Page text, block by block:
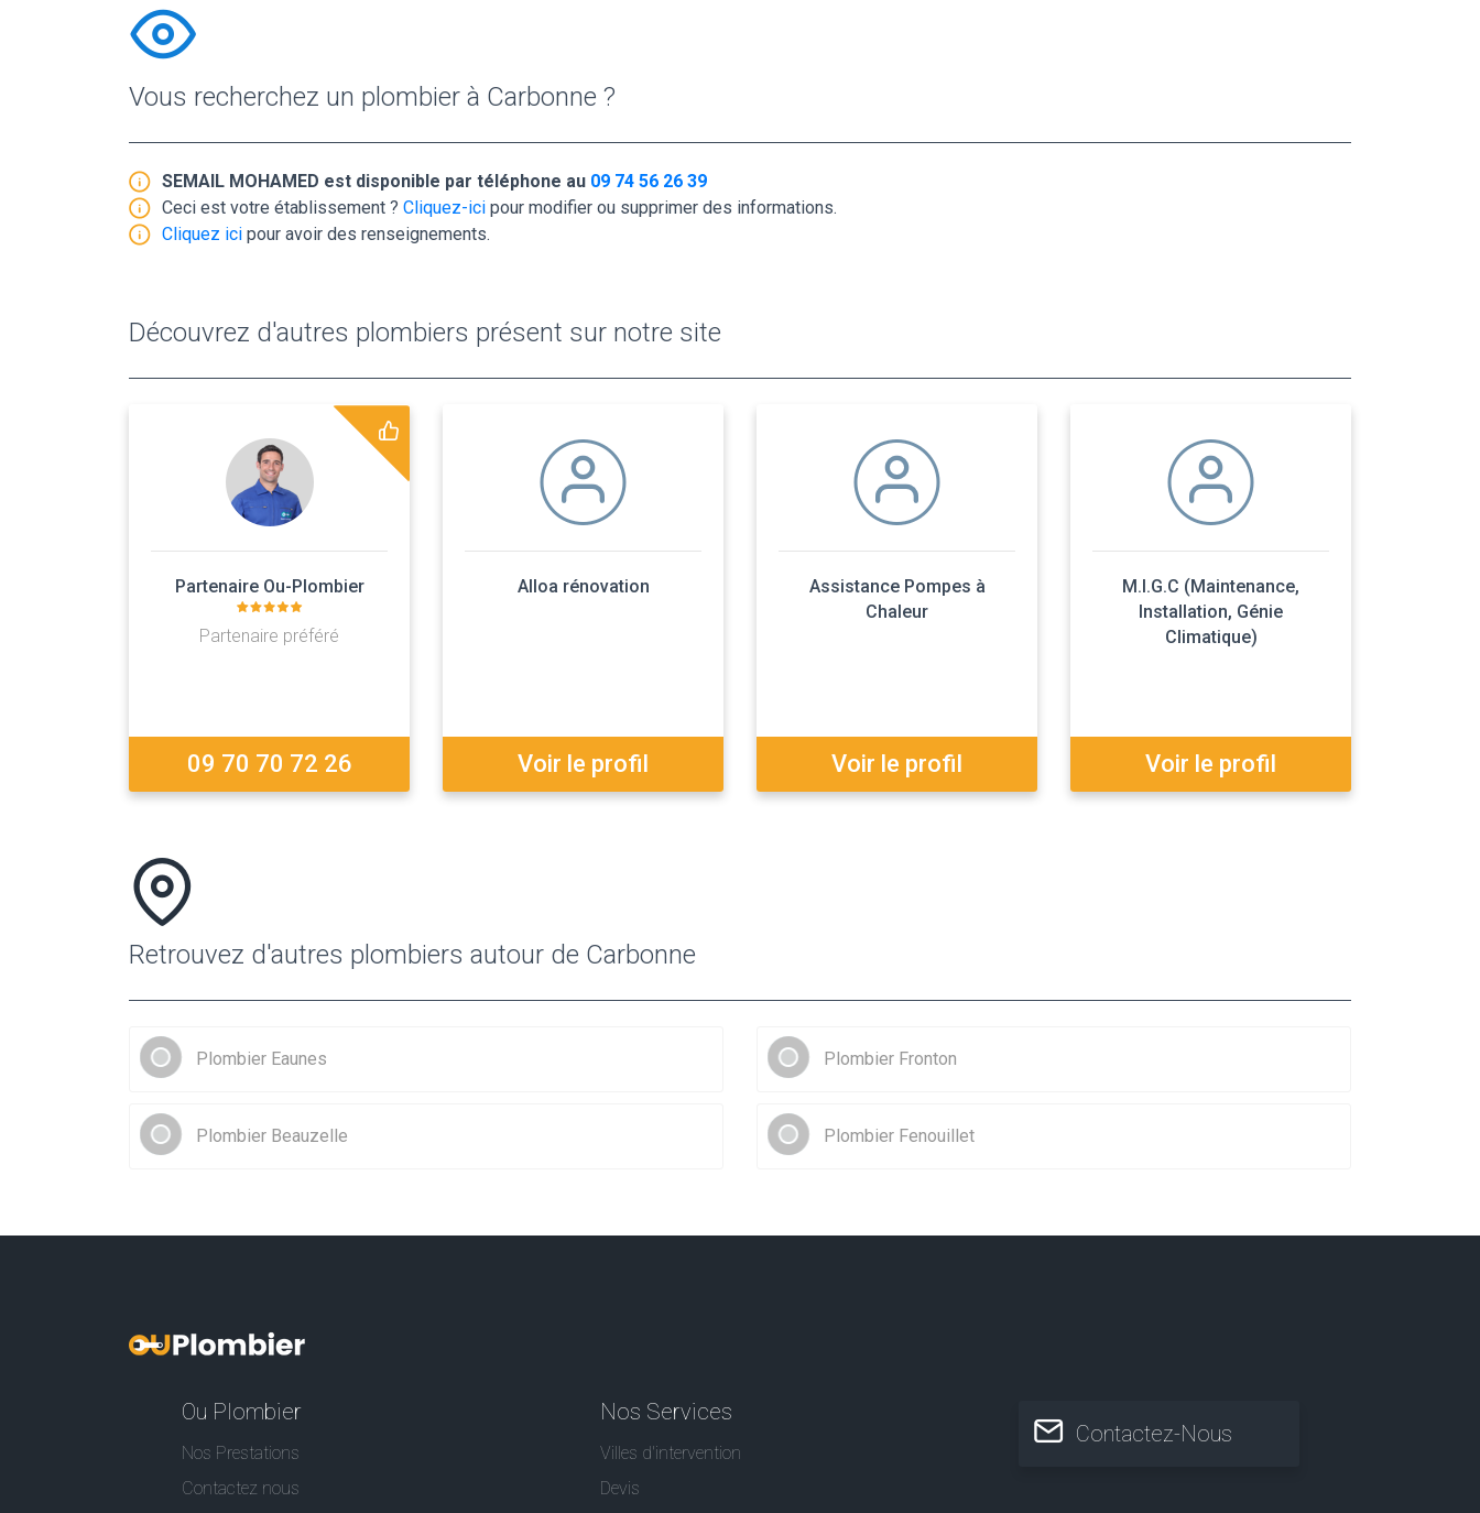
Vous recherchez un plombier à Carbonne ?
SEMAIL MOHAMED est disponible par téléphone au 09 74 56 26 39
Ceci est votre établissement ? Cliquez-ici pour modifier ou supprimer des informations.
Cliquez ici pour avoir des renseignements.
Découvrez d'autres plombiers présent sur notre site
Partenaire Ou-Plombier
Partenaire préféré
09 70 70 72 26
Alloa rénovation
Voir le profil
Assistance Pompes à
Chaleur
Voir le profil
M.I.G.C (Maintenance,
Installation, Génie
Climatique)
Voir le profil
Retrouvez d'autres plombiers autour de Carbonne
Plombier Eaunes Plombier Fronton
Plombier Beauzelle Plombier Fenouillet
Ou Plombier
Nos Prestations
Contactez nous
Nos Services
Villes d'intervention
Devis
Contactez-Nous